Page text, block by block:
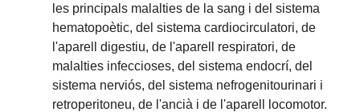
les principals malalties de la sang i del sistema
hematopoètic, del sistema cardiocirculatori, de
l'aparell digestiu, de l'aparell respiratori, de
malalties infeccioses, del sistema endocrí, del
sistema nerviós, del sistema nefrogenitourinari i
retroperitoneu, de l'ancià i de l'aparell locomotor.